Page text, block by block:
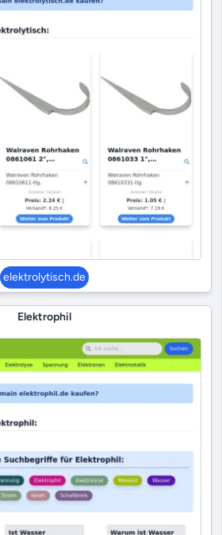
elektrolytisch.de
Elektrophil